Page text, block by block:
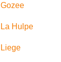
Gozee
La Hulpe
Liege